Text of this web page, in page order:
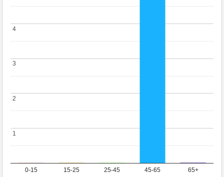
0-15 15-25 25-45 45-65 65+
11
2
2
3
3
4
4